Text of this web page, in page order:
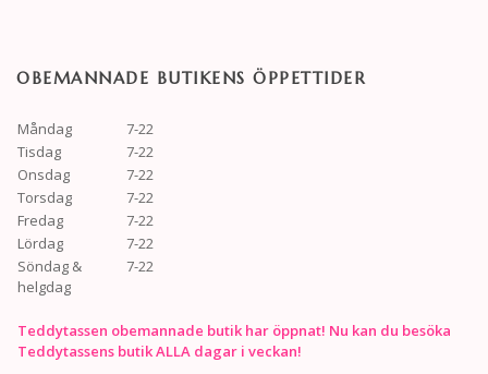
OBEMANNADE BUTIKENS ÖPPETTIDER
Måndag
7-22
Tisdag
7-22
Onsdag
7-22
Torsdag
7-22
Fredag
7-22
Lördag
7-22
Söndag &
helgdag
7-22
Teddytassen obemannade butik har öppnat! Nu kan du besöka
Teddytassens butik ALLA dagar i veckan!